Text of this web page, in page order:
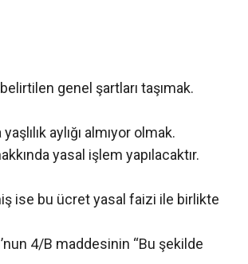
genel şartları taşımak.
aylığı almıyor olmak.
yasal işlem yapılacaktır.
ise bu ücret yasal faizi ile birlikte
4/B maddesinin “Bu şekilde